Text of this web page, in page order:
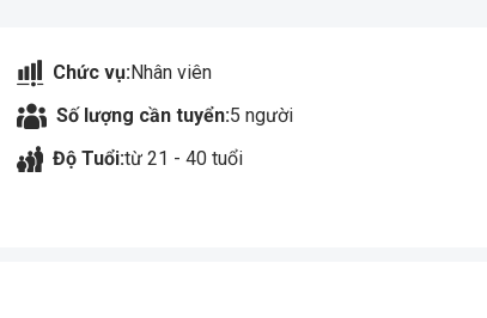
Chức vụ:Nhân viên
Số lượng cần tuyển:5 người
Độ Tuổi:từ 21 - 40 tuổi